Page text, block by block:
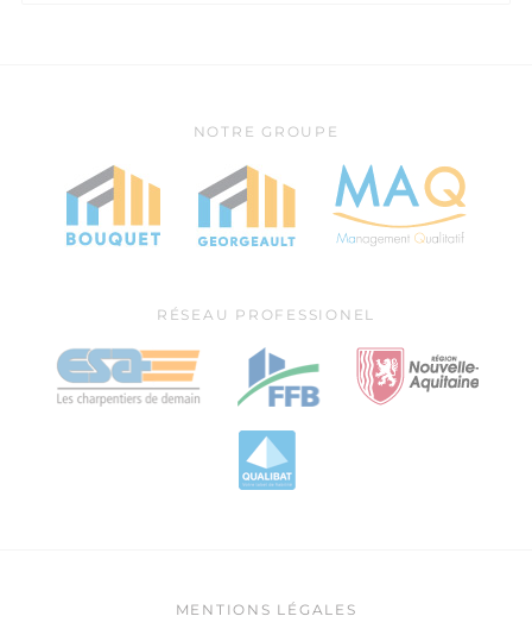
NOTRE GROUPE
RÉSEAU PROFESSIONEL
MENTIONS LÉGALES